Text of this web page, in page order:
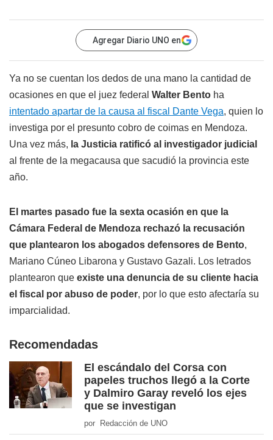
Agregar Diario UNO en
Ya no se cuentan los dedos de una mano la cantidad de
ocasiones en que el juez federal Walter Bento ha
intentado apartar de la causa al fiscal Dante Vega, quien lo
investiga por el presunto cobro de coimas en Mendoza.
Una vez más, la Justicia ratificó al investigador judicial
al frente de la megacausa que sacudió la provincia este
año.
El martes pasado fue la sexta ocasión en que la
Cámara Federal de Mendoza rechazó la recusación
que plantearon los abogados defensores de Bento,
Mariano Cúneo Libarona y Gustavo Gazali. Los letrados
plantearon que existe una denuncia de su cliente hacia
el fiscal por abuso de poder, por lo que esto afectaría su
imparcialidad.
Recomendadas
El escándalo del Corsa con
papeles truchos llegó a la Corte
y Dalmiro Garay reveló los ejes
que se investigan
por Redacción de UNO